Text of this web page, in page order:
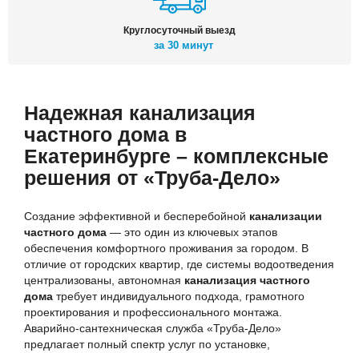
Круглосуточный выезд
за 30 минут
Надежная канализация
частного дома в
Екатеринбурге – комплексные
решения от «Труба-Дело»
Создание эффективной и бесперебойной канализации
частного дома — это один из ключевых этапов
обеспечения комфортного проживания за городом. В
отличие от городских квартир, где системы водоотведения
централизованы, автономная канализация частного
дома требует индивидуального подхода, грамотного
проектирования и профессионального монтажа.
Аварийно-сантехническая служба «Труба-Дело»
предлагает полный спектр услуг по установке,